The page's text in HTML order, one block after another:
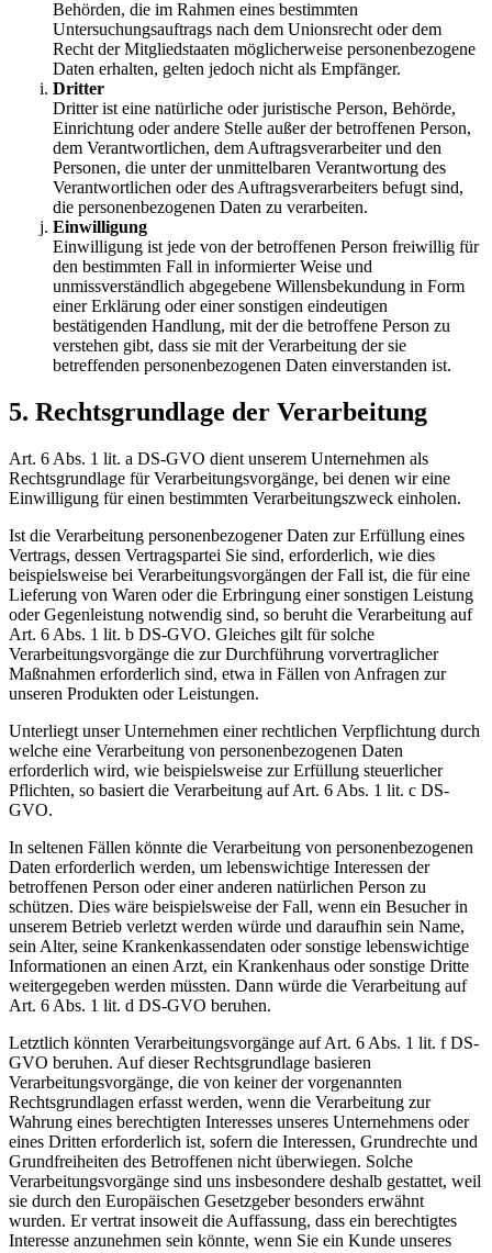
Behörden, die im Rahmen eines bestimmten
Untersuchungsauftrags nach dem Unionsrecht oder dem
Recht der Mitgliedstaaten möglicherweise personenbezogene
Daten erhalten, gelten jedoch nicht als Empfänger.
Dritter
Dritter ist eine natürliche oder juristische Person, Behörde,
Einrichtung oder andere Stelle außer der betroffenen Person,
dem Verantwortlichen, dem Auftragsverarbeiter und den
Personen, die unter der unmittelbaren Verantwortung des
Verantwortlichen oder des Auftragsverarbeiters befugt sind,
die personenbezogenen Daten zu verarbeiten.
Einwilligung
Einwilligung ist jede von der betroffenen Person freiwillig für
den bestimmten Fall in informierter Weise und
unmissverständlich abgegebene Willensbekundung in Form
einer Erklärung oder einer sonstigen eindeutigen
bestätigenden Handlung, mit der die betroffene Person zu
verstehen gibt, dass sie mit der Verarbeitung der sie
betreffenden personenbezogenen Daten einverstanden ist.
5. Rechtsgrundlage der Verarbeitung
Art. 6 Abs. 1 lit. a DS-GVO dient unserem Unternehmen als
Rechtsgrundlage für Verarbeitungsvorgänge, bei denen wir eine
Einwilligung für einen bestimmten Verarbeitungszweck einholen.
Ist die Verarbeitung personenbezogener Daten zur Erfüllung eines
Vertrags, dessen Vertragspartei Sie sind, erforderlich, wie dies
beispielsweise bei Verarbeitungsvorgängen der Fall ist, die für eine
Lieferung von Waren oder die Erbringung einer sonstigen Leistung
oder Gegenleistung notwendig sind, so beruht die Verarbeitung auf
Art. 6 Abs. 1 lit. b DS-GVO. Gleiches gilt für solche
Verarbeitungsvorgänge die zur Durchführung vorvertraglicher
Maßnahmen erforderlich sind, etwa in Fällen von Anfragen zur
unseren Produkten oder Leistungen.
Unterliegt unser Unternehmen einer rechtlichen Verpflichtung durch
welche eine Verarbeitung von personenbezogenen Daten
erforderlich wird, wie beispielsweise zur Erfüllung steuerlicher
Pflichten, so basiert die Verarbeitung auf Art. 6 Abs. 1 lit. c DS-
GVO.
In seltenen Fällen könnte die Verarbeitung von personenbezogenen
Daten erforderlich werden, um lebenswichtige Interessen der
betroffenen Person oder einer anderen natürlichen Person zu
schützen. Dies wäre beispielsweise der Fall, wenn ein Besucher in
unserem Betrieb verletzt werden würde und daraufhin sein Name,
sein Alter, seine Krankenkassendaten oder sonstige lebenswichtige
Informationen an einen Arzt, ein Krankenhaus oder sonstige Dritte
weitergegeben werden müssten. Dann würde die Verarbeitung auf
Art. 6 Abs. 1 lit. d DS-GVO beruhen.
Letztlich könnten Verarbeitungsvorgänge auf Art. 6 Abs. 1 lit. f DS-
GVO beruhen. Auf dieser Rechtsgrundlage basieren
Verarbeitungsvorgänge, die von keiner der vorgenannten
Rechtsgrundlagen erfasst werden, wenn die Verarbeitung zur
Wahrung eines berechtigten Interesses unseres Unternehmens oder
eines Dritten erforderlich ist, sofern die Interessen, Grundrechte und
Grundfreiheiten des Betroffenen nicht überwiegen. Solche
Verarbeitungsvorgänge sind uns insbesondere deshalb gestattet, weil
sie durch den Europäischen Gesetzgeber besonders erwähnt
wurden. Er vertrat insoweit die Auffassung, dass ein berechtigtes
Interesse anzunehmen sein könnte, wenn Sie ein Kunde unseres